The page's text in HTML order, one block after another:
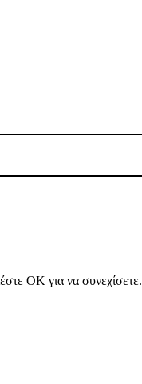
ΟΚ για να συνεχίσετε.